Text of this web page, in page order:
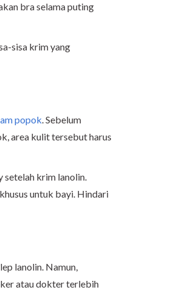
bra selama puting
sisa krim yang
popok. Sebelum
area kulit tersebut harus
setelah krim lanolin.
untuk bayi. Hindari
lanolin. Namun,
atau dokter terlebih